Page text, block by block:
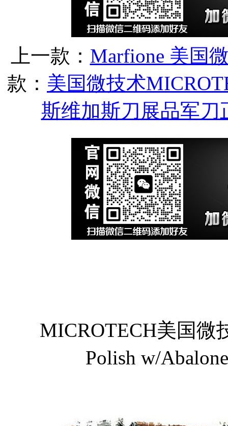
上一款： Marfione 美国
款： 美国微技术
斯维加斯刀展品军
MICROTECH美国微
Polish w/